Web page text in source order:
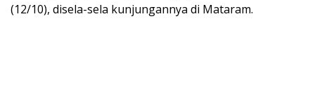
(12/10), disela-sela kunjungannya di Mataram.